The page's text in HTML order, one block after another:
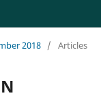
2018 / Articles